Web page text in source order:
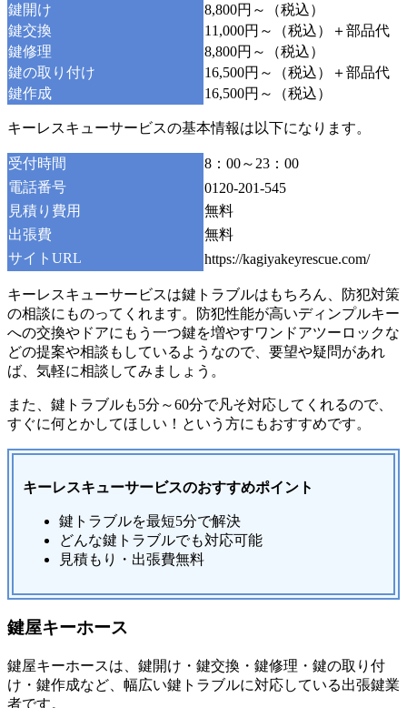
鍵開け
8,800円～（税込）
鍵交換
11,000円～（税込）＋部品代
鍵修理
8,800円～（税込）
鍵の取り付け
16,500円～（税込）＋部品代
鍵作成
16,500円～（税込）
キーレスキューサービスの基本情報は以下になります。
受付時間
8：00～23：00
電話番号
0120-201-545
見積り費用
無料
出張費
無料
サイトURL
https://kagiyakeyrescue.com/
キーレスキューサービスは鍵トラブルはもちろん、防犯対策
の相談にものってくれます。防犯性能が高いディンプルキー
への交換やドアにもう一つ鍵を増やすワンドアツーロックな
どの提案や相談もしているようなので、要望や疑問があれ
ば、気軽に相談してみましょう。
また、鍵トラブルも5分～60分で凡そ対応してくれるので、
すぐに何とかしてほしい！という方にもおすすめです。
キーレスキューサービスのおすすめポイント
鍵トラブルを最短5分で解決
どんな鍵トラブルでも対応可能
見積もり・出張費無料
鍵屋キーホース
鍵屋キーホースは、鍵開け・鍵交換・鍵修理・鍵の取り付
け・鍵作成など、幅広い鍵トラブルに対応している出張鍵業
者です。